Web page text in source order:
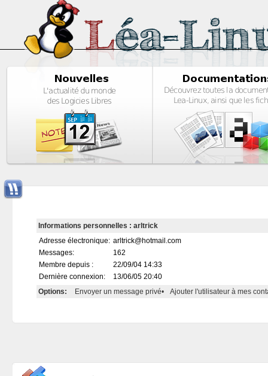
Informations personnelles : arltrick
Adresse électronique: arltrick@hotmail.com
Messages:
162
Membre depuis :
22/09/04 14:33
Dernière connexion:
13/06/05 20:40
Options:
Envoyer un message privé• Ajouter l'utilisateur à mes